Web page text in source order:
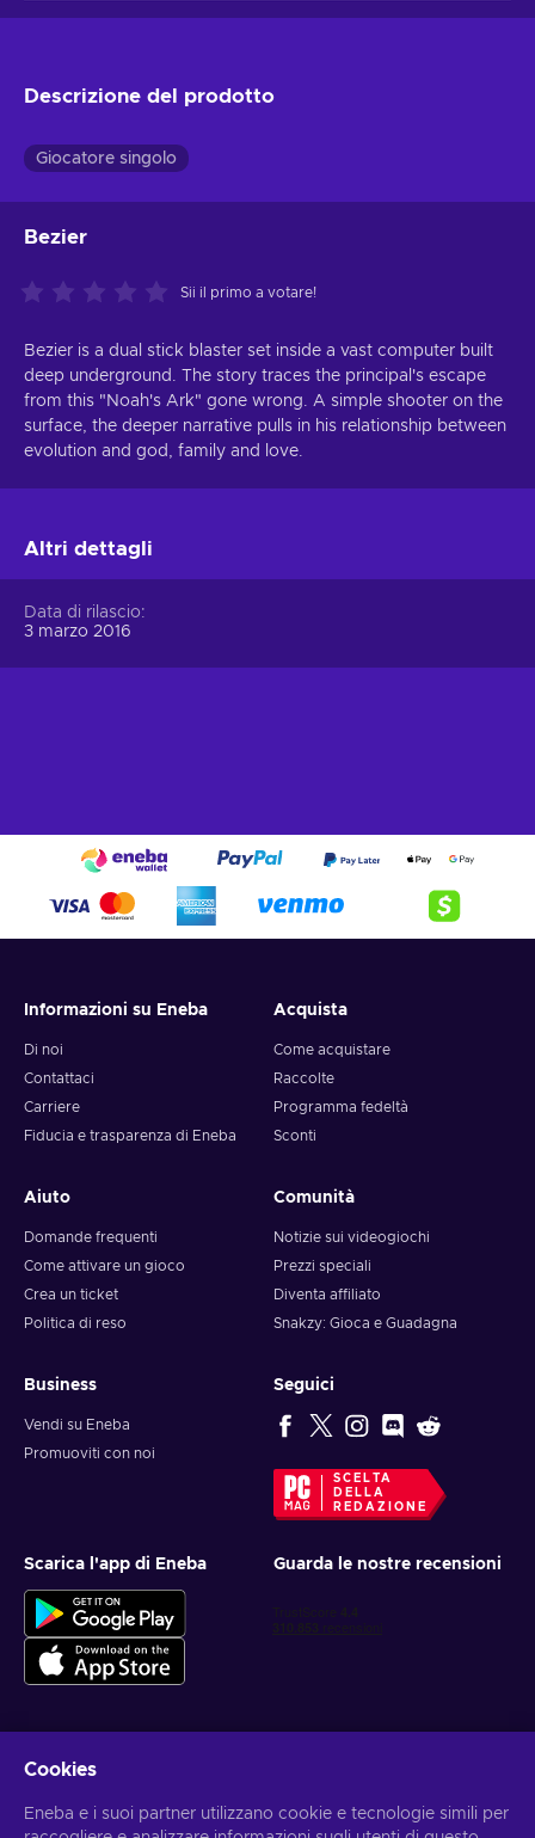
Descrizione del prodotto
Giocatore singolo
Bezier
Sii il primo a votare!
Bezier is a dual stick blaster set inside a vast computer built
deep underground. The story traces the principal's escape
from this "Noah's Ark" gone wrong. A simple shooter on the
surface, the deeper narrative pulls in his relationship between
evolution and god, family and love.
Altri dettagli
Data di rilascio
3 marzo 2016
Informazioni su Eneba
Di noi
Contattaci
Carriere
Fiducia e trasparenza di Eneba
Acquista
Come acquistare
Raccolte
Programma fedeltà
Sconti
Aiuto
Domande frequenti
Come attivare un gioco
Crea un ticket
Politica di reso
Comunità
Notizie sui videogiochi
Prezzi speciali
Diventa affiliato
Snakzy: Gioca e Guadagna
Business
Vendi su Eneba
Promuoviti con noi
Seguici
SCELTA
DELLA
REDAZIONE
Scarica l'app di Eneba Guarda le nostre recensioni
Ottieni offerte di gioco personalizzate
Iscriviti
Cookies
Eneba e i suoi partner utilizzano cookie e tecnologie simili per